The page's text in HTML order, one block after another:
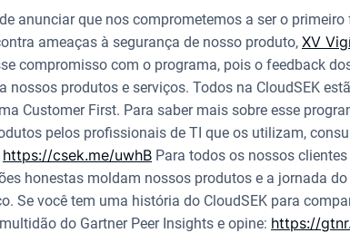
anunciar que nos comprometemos a ser o primeiro
ameaças à segurança de nosso produto, XV
compromisso com o programa, pois o feedback
nossos produtos e serviços. Todos na CloudSEK
Customer First. Para saber mais sobre esse
pelos profissionais de TI que os utilizam,
https://csek.me/uwhB Para todos os nossos
honestas moldam nossos produtos e a jornada do
Se você tem uma história do CloudSEK para
do Gartner Peer Insights e opine: https://